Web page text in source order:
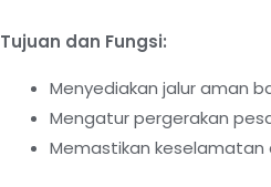
Tujuan dan Fungsi:
Menyediakan jalur aman
Mengatur pergerakan
Memastikan keselamatan